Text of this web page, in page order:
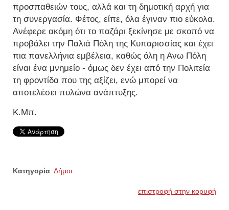
προσπαθειών τους, αλλά και τη δημοτική αρχή για
τη συνεργασία. Φέτος, είπε, όλα έγιναν πιο εύκολα.
Ανέφερε ακόμη ότι το παζάρι ξεκίνησε με σκοπό να
προβάλει την Παλιά Πόλη της Κυπαρισσίας και έχει
πια πανελλήνια εμβέλεια, καθώς όλη η Ανω Πόλη
είναι ένα μνημείο - όμως δεν έχει από την Πολιτεία
τη φροντίδα που της αξίζει, ενώ μπορεί να
αποτελέσει πυλώνα ανάπτυξης.
Κ.Μπ.
Κατηγορία Δήμοι
επιστροφή στην κορυφή